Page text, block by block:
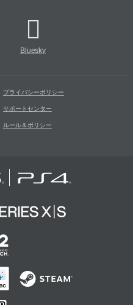
Bluesky
プライバシーポリシー
サポートセンター
ルール＆ポリシー